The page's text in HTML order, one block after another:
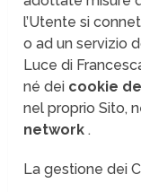
l’Utente si
o ad un servizio
Luce di
né dei cookie
nel proprio Sito,
network.
La gestione dei